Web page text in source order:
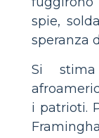
spie,
speranza
Si stima
i patrioti.